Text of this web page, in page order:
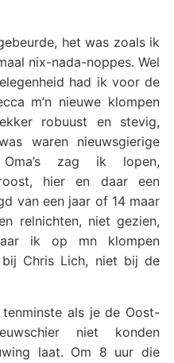
het was zoals ik
nix-nada-noppes. Wel
had ik voor de
m’n nieuwe klompen
robuust en stevig,
waren nieuwsgierige
Oma’s zag ik lopen,
hier en daar een
van een jaar of 14 maar
relnichten, niet gezien,
ik op mn klompen
Chris Lich, niet bij de
als je de Oost-
niet konden
laat. Om 8 uur die